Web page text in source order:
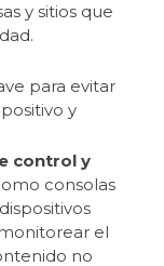
y sitios que
para evitar
y
control y
consolas
el
no